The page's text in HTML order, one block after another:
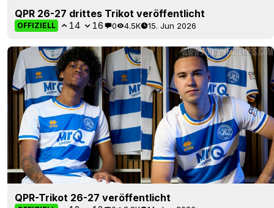
QPR 26-27 drittes Trikot veröffentlicht
OFFIZIELL 14 16 0 4.5K 15. Jun 2026
QPR-Trikot 26-27 veröffentlicht